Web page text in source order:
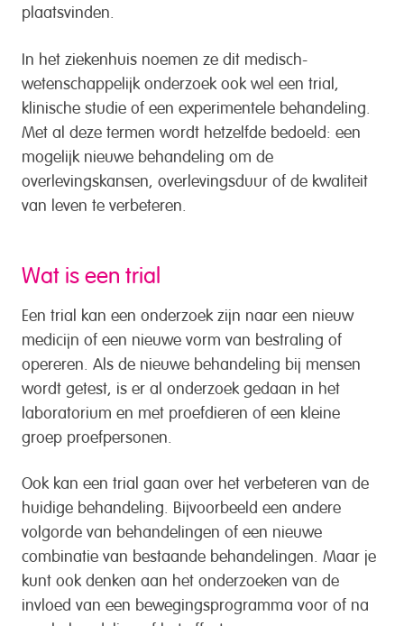
plaatsvinden.
In het ziekenhuis noemen ze dit medisch-
wetenschappelijk onderzoek ook wel een trial,
klinische studie of een experimentele behandeling.
Met al deze termen wordt hetzelfde bedoeld: een
mogelijk nieuwe behandeling om de
overlevingskansen, overlevingsduur of de kwaliteit
van leven te verbeteren.
Wat is een trial
Een trial kan een onderzoek zijn naar een nieuw
medicijn of een nieuwe vorm van bestraling of
opereren. Als de nieuwe behandeling bij mensen
wordt getest, is er al onderzoek gedaan in het
laboratorium en met proefdieren of een kleine
groep proefpersonen.
Ook kan een trial gaan over het verbeteren van de
huidige behandeling. Bijvoorbeeld een andere
volgorde van behandelingen of een nieuwe
combinatie van bestaande behandelingen. Maar je
kunt ook denken aan het onderzoeken van de
invloed van een bewegingsprogramma voor of na